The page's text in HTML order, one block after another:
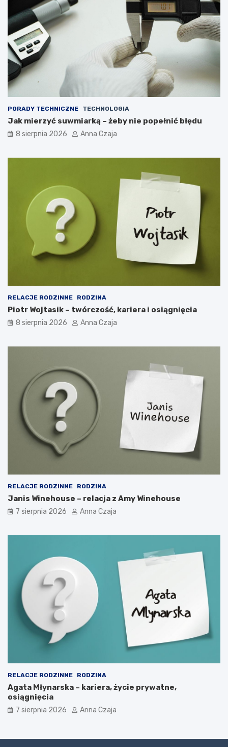
PORADY TECHNICZNE TECHNOLOGIA
Jak mierzyć suwmiarką – żeby nie popełnić błędu
8 sierpnia 2026 Anna Czaja
RELACJE RODZINNE RODZINA
Piotr Wojtasik – twórczość, kariera i osiągnięcia
8 sierpnia 2026 Anna Czaja
RELACJE RODZINNE RODZINA
Janis Winehouse – relacja z Amy Winehouse
7 sierpnia 2026 Anna Czaja
RELACJE RODZINNE RODZINA
Agata Młynarska – kariera, życie prywatne,
osiągnięcia
7 sierpnia 2026 Anna Czaja